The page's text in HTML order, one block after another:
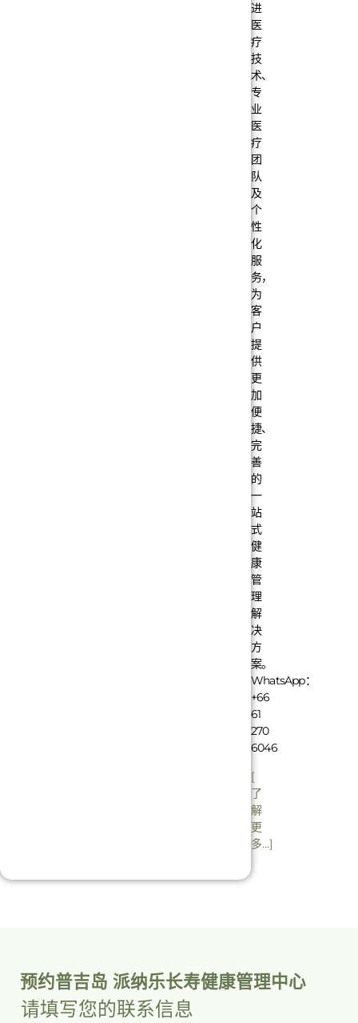
进
医
疗
技
术、
专
业
医
疗
团
队
及
个
性
化
服
务，
为
客
户
提
供
更
加
便
捷、
完
善
的
一
站
式
健
康
管
理
解
决
方
案。
WhatsApp：
+66
61
270
6046
[
了
解
更
多…]
预约普吉岛 派纳乐长寿健康管理中心
请填写您的联系信息